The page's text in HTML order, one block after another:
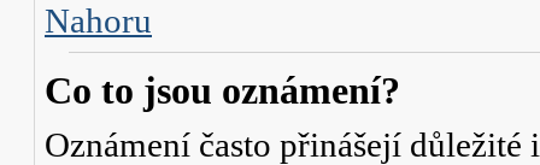
Nahoru
Co to jsou oznámení?
Oznámení často přinášejí